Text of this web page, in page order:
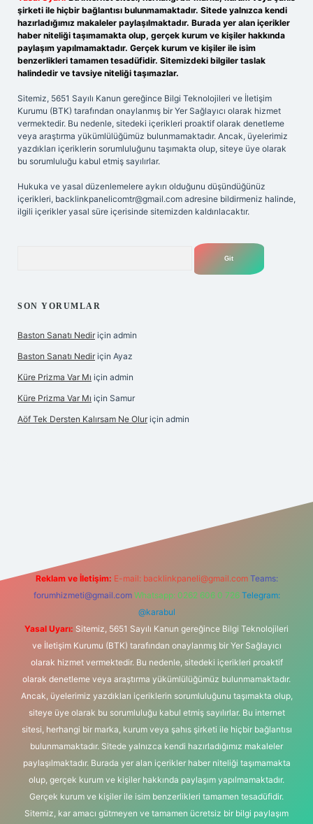
şirketi ile hiçbir bağlantısı bulunmamaktadır. Sitede yalnızca kendi
hazırladığımız makaleler paylaşılmaktadır. Burada yer alan içerikler
haber niteliği taşımamakta olup, gerçek kurum ve kişiler hakkında
paylaşım yapılmamaktadır. Gerçek kurum ve kişiler ile isim
benzerlikleri tamamen tesadüfidir. Sitemizdeki bilgiler taslak
halindedir ve tavsiye niteliği taşımazlar.
Sitemiz, 5651 Sayılı Kanun gereğince Bilgi Teknolojileri ve İletişim
Kurumu (BTK) tarafından onaylanmış bir Yer Sağlayıcı olarak hizmet
vermektedir. Bu nedenle, sitedeki içerikleri proaktif olarak denetleme
veya araştırma yükümlülüğümüz bulunmamaktadır. Ancak, üyelerimiz
yazdıkları içeriklerin sorumluluğunu taşımakta olup, siteye üye olarak
bu sorumluluğu kabul etmiş sayılırlar.
Hukuka ve yasal düzenlemelere aykırı olduğunu düşündüğünüz
içerikleri, backlinkpanelicomtr@gmail.com adresine bildirmeniz halinde,
ilgili içerikler yasal süre içerisinde sitemizden kaldırılacaktır.
SON YORUMLAR
Baston Sanatı Nedir için admin
Baston Sanatı Nedir için Ayaz
Küre Prizma Var Mı için admin
Küre Prizma Var Mı için Samur
Aöf Tek Dersten Kalırsam Ne Olur için admin
Reklam ve İletişim: E-mail: backlinkpaneli@gmail.com Teams:
forumhizmeti@gmail.com Whatsapp: 0262 606 0 726 Telegram:
@karabul
Yasal Uyarı: Sitemiz, 5651 Sayılı Kanun gereğince Bilgi Teknolojileri
ve İletişim Kurumu (BTK) tarafından onaylanmış bir Yer Sağlayıcı
olarak hizmet vermektedir. Bu nedenle, sitedeki içerikleri proaktif
olarak denetleme veya araştırma yükümlülüğümüz bulunmamaktadır.
Ancak, üyelerimiz yazdıkları içeriklerin sorumluluğunu taşımakta olup,
siteye üye olarak bu sorumluluğu kabul etmiş sayılırlar. Bu internet
sitesi, herhangi bir marka, kurum veya şahıs şirketi ile hiçbir bağlantısı
bulunmamaktadır. Sitede yalnızca kendi hazırladığımız makaleler
paylaşılmaktadır. Burada yer alan içerikler haber niteliği taşımamakta
olup, gerçek kurum ve kişiler hakkında paylaşım yapılmamaktadır.
Gerçek kurum ve kişiler ile isim benzerlikleri tamamen tesadüfidir.
Sitemiz, kar amacı gütmeyen ve tamamen ücretsiz bir bilgi paylaşım